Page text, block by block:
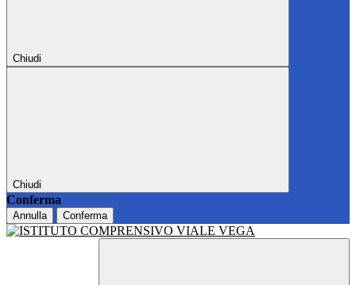
Chiudi
Chiudi
Conferma
Annulla Conferma